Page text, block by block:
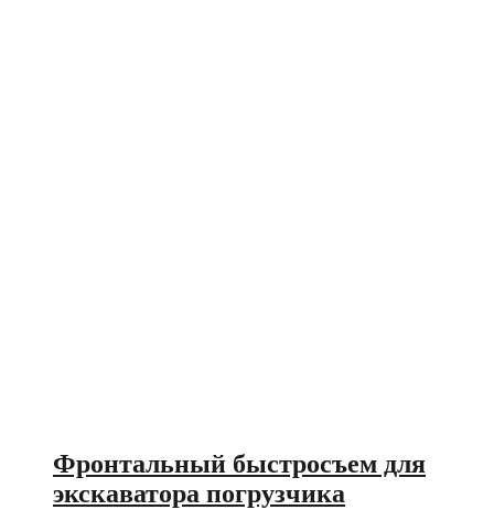
Фронтальный быстросъем для
экскаватора погрузчика